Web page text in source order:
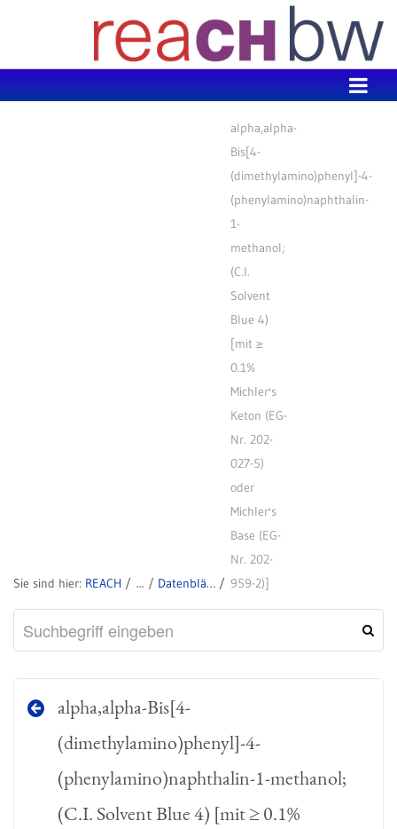
REACH Datenblätter zu SVHC
alpha,alpha-
Bis[4-
(dimethylamino)phenyl]-4-
(phenylamino)naphthalin-
1-
methanol;
(C.I.
Solvent
Blue 4)
[mit ≥
0.1%
Michler's
Keton (EG-
Nr. 202-
027-5)
oder
Michler's
Base (EG-
Nr. 202-
959-2)]
alpha,alpha-Bis[4-
(dimethylamino)phenyl]-4-
(phenylamino)naphthalin-1-methanol;
(C.I. Solvent Blue 4) [mit ≥ 0.1%